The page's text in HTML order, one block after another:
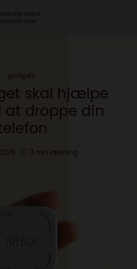
gadgets
skal hjælpe
at droppe din
3 min læsning